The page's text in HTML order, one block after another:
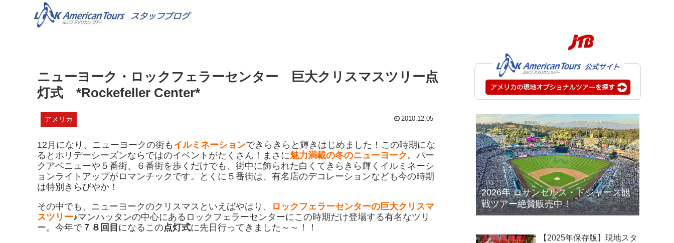
ニューヨーク・ロックフェラーセンター 巨大クリスマスツリー点
灯式 *Rockefeller Center*
アメリカ 2010.12.05
12月になり、ニューヨークの街も イルミネーションできらきらと輝きはじめました！この時期にな
るとホリデーシーズンならではのイベントがたくさん！まさに魅力満載の冬のニューヨーク 。パー
クアベニューや５番街、６番街を歩くだけでも、街中に飾られた白くてきらきら輝くイルミネーシ
ョンライトアップがロマンチックです。とくに５番街は、有名店のデコレーションなども今の時期
は特別きらびやか！
その中でも、ニューヨークのクリスマスといえばやはり、
ロックフェラーセンターの巨大クリスマ
スツリー♪マンハッタンの中心にあるロックフェラーセンターにこの時期だけ登場する有名なツリ
ー。今年で７８回目 になるこの点灯式に先日行ってきました～～！！
2026年 ロサンゼルス・ドジャース観
戦ツアー絶賛販売中！
【2025年保存版】現地スタ